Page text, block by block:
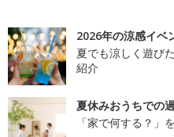
2026年の涼感イベ
夏でも涼しく遊び
紹介
夏休みおうちでの
「家で何する？」